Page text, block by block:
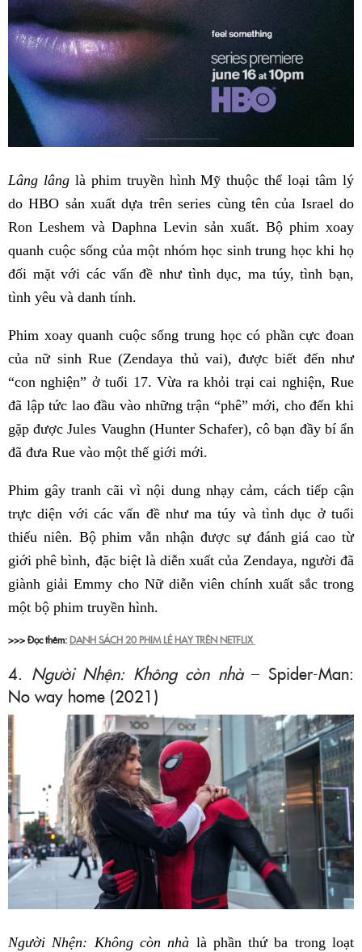
Lâng lânglà phim truyền hình Mỹ thuộc thể loại tâm lý
do HBO sản xuất dựa trên series cùng tên của Israel do
Ron Leshem và Daphna Levin sản xuất. Bộ phim xoay
quanh cuộc sống của một nhóm học sinh trung học khi họ
đối mặt với các vấn đề như tình dục, ma túy, tình bạn,
tình yêu và danh tính.
Phim xoay quanh cuộc sống trung học có phần cực đoan
của nữ sinh Rue (Zendaya thủ vai), được biết đến như
“con nghiện” ở tuổi 17. Vừa ra khỏi trại cai nghiện, Rue
đã lập tức lao đầu vào những trận “phê” mới, cho đến khi
gặp được Jules Vaughn (Hunter Schafer), cô bạn đầy bí ẩn
đã đưa Rue vào một thế giới mới.
Phim gây tranh cãi vì nội dung nhạy cảm, cách tiếp cận
trực diện với các vấn đề như ma túy và tình dục ở tuổi
thiếu niên. Bộ phim vẫn nhận được sự đánh giá cao từ
giới phê bình, đặc biệt là diễn xuất của Zendaya, người đã
giành giải Emmy cho Nữ diễn viên chính xuất sắc trong
một bộ phim truyền hình.
>>> Đọc thêm:DANH SÁCH 20 PHIM LẺ HAY TRÊN NETFLIX
4. Người Nhện: Không còn nhà– Spider-Man:
No way home (2021)
Người Nhện: Không còn nhà là phần thứ ba trong loạt